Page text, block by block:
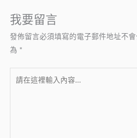
我要留言
發佈留言必須填寫的電子郵件地址不會
為 *